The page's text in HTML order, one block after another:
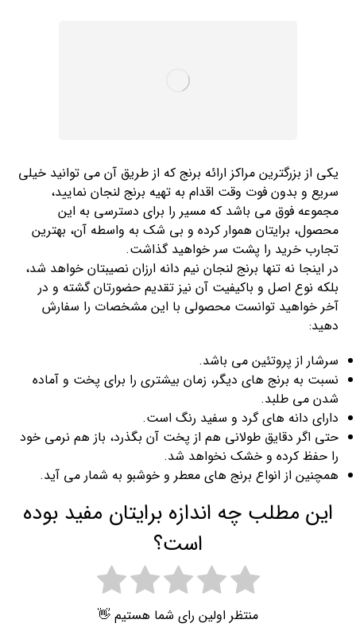
یکی از بزرگترین مراکز ارائه برنج که از طریق آن می توانید خیلی
سریع و بدون فوت وقت اقدام به تهیه برنج لنجان نمایید،
مجموعه فوق می باشد که مسیر را برای دسترسی به این
محصول، برایتان هموار کرده و بی شک به واسطه آن، بهترین
تجارب خرید را پشت سر خواهید گذاشت.
در اینجا نه تنها برنج لنجان نیم دانه ارزان نصیبتان خواهد شد،
بلکه نوع اصل و باکیفیت آن نیز تقدیم حضورتان گشته و در
آخر خواهید توانست محصولی با این مشخصات را سفارش
دهید:
سرشار از پروتئین می باشد.
نسبت به برنج های دیگر، زمان بیشتری را برای پخت و آماده
شدن می طلبد.
دارای دانه های گرد و سفید رنگ است.
حتی اگر دقایق طولانی هم از پخت آن بگذرد، باز هم نرمی خود
را حفظ کرده و خشک نخواهد شد.
همچنین از انواع برنج های معطر و خوشبو به شمار می آید.
این مطلب چه اندازه برایتان مفید بوده
است؟
منتظر اولین رای شما هستیم 👋